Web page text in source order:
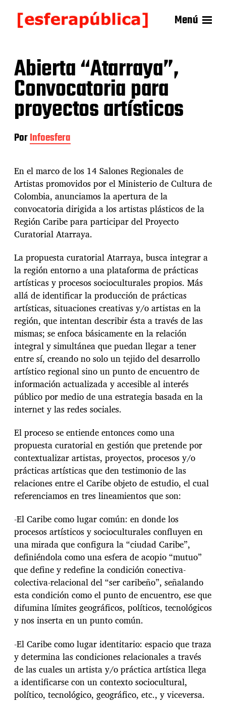
Menú
Abierta “Atarraya”,
Convocatoria para
proyectos artísticos
PorInfoesfera
En el marco de los 14 Salones Regionales de
Artistas promovidos por el Ministerio de Cultura de
Colombia, anunciamos la apertura de la
convocatoria dirigida a los artistas plásticos de la
Región Caribe para participar del Proyecto
Curatorial Atarraya.
La propuesta curatorial Atarraya, busca integrar a
la región entorno a una plataforma de prácticas
artísticas y procesos socioculturales propios. Más
allá de identificar la producción de prácticas
artísticas, situaciones creativas y/o artistas en la
región, que intentan describir ésta a través de las
mismas; se enfoca básicamente en la relación
integral y simultánea que puedan llegar a tener
entre sí, creando no solo un tejido del desarrollo
artístico regional sino un punto de encuentro de
información actualizada y accesible al interés
público por medio de una estrategia basada en la
internet y las redes sociales.
El proceso se entiende entonces como una
propuesta curatorial en gestión que pretende por
contextualizar artistas, proyectos, procesos y/o
prácticas artísticas que den testimonio de las
relaciones entre el Caribe objeto de estudio, el cual
referenciamos en tres lineamientos que son:
-El Caribe como lugar común: en donde los
procesos artísticos y socioculturales confluyen en
una mirada que configura la “ciudad Caribe”,
definiéndola como una esfera de acopio “mutuo”
que define y redefine la condición conectiva-
colectiva-relacional del “ser caribeño”, señalando
esta condición como el punto de encuentro, ese que
difumina límites geográficos, políticos, tecnológicos
y nos inserta en un punto común.
-El Caribe como lugar identitario: espacio que traza
y determina las condiciones relacionales a través
de las cuales un artista y/o práctica artística llega
a identificarse con un contexto sociocultural,
político, tecnológico, geográfico, etc., y viceversa.